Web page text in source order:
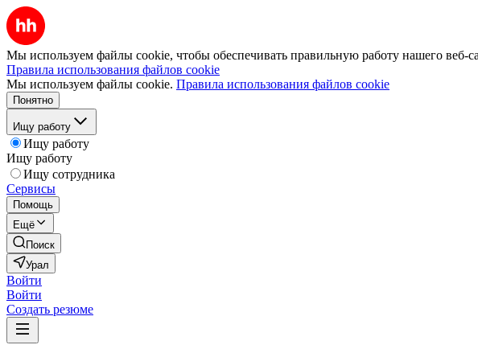
Мы используем файлы cookie, чтобы обеспечивать правильную работу нашего веб-
Правила использования файлов cookie
Мы используем файлы cookie. Правила использования файлов cookie
Понятно
Ищу работу
Ищу работу
Ищу работу
Ищу сотрудника
Сервисы
Помощь
Ещё
Поиск
Урал
Войти
Войти
Создать резюме